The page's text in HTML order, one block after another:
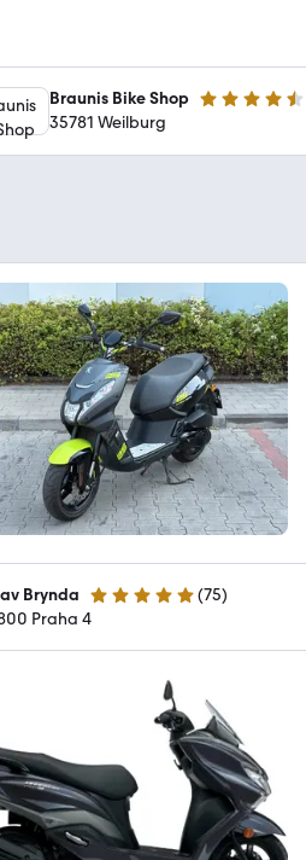
Braunis Bike Shop 4.7 Sterne
35781 Weilburg
Brynda 5 Sterne (75)
Praha 4